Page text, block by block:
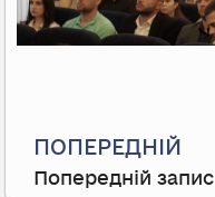
ПОПЕРЕДНІЙ
Попередній запис